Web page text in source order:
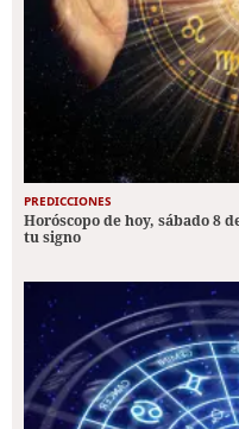
PREDICCIONES
Horóscopo de hoy, sábado 8
tu signo